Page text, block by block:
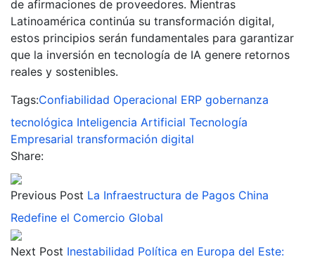
de afirmaciones de proveedores. Mientras
Latinoamérica continúa su transformación digital,
estos principios serán fundamentales para garantizar
que la inversión en tecnología de IA genere retornos
reales y sostenibles.
Tags:Confiabilidad Operacional ERP gobernanza
tecnológica Inteligencia Artificial Tecnología
Empresarial transformación digital
Share:
Previous Post La Infraestructura de Pagos China
Redefine el Comercio Global
Next Post Inestabilidad Política en Europa del Este: